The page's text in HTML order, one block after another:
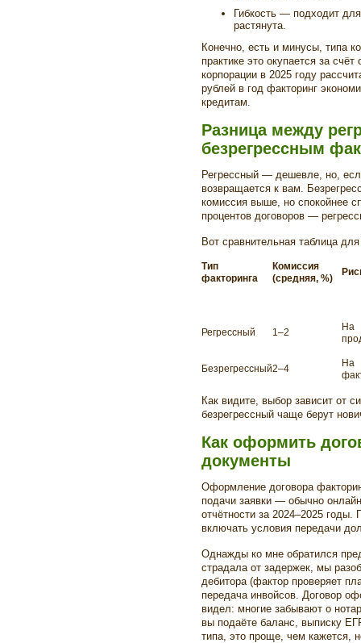
Гибкость — подходит
растянута.
Конечно, есть и минусы, типа
практике это окупается за
корпорации в 2025 году
рублей в год факторинг
кредитам.
Разница между
безрегрессным
Регрессный — дешевле, но,
возвращается к вам.
комиссия выше, но спокойнее
процентов договоров —
Вот сравнительная таблица
Тип
факторинга
Комиссия
(средняя, %)
Регрессный 1–2
На
Безрегрессный2–4
На
Как видите, выбор зависит от
безрегрессный чаще берут
Как оформить
документы
Оформление договора
подачи заявки — обычно
отчётности за 2024–2025
включать условия передачи
Однажды ко мне обратился
страдала от задержек, мы
дебитора (фактор проверяет
передача инвойсов. Договор
видел: многие забывают о
вы подаёте баланс, выписку
типа, это проще, чем кажется,